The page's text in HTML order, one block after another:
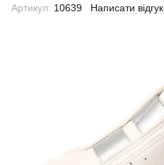
Артикул: 10639 Написати відгук